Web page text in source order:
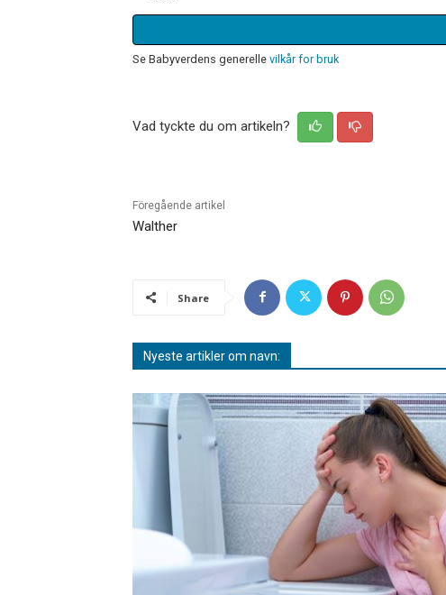
Se Babyverdens generelle vilkår for bruk
Vad tyckte du om artikeln?
Föregående artikel
Walther
Share
Nyeste artikler om navn: